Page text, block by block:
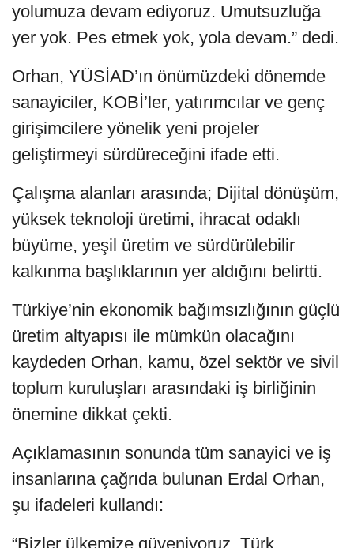
yolumuza devam ediyoruz. Umutsuzluğa
yer yok. Pes etmek yok, yola devam.” dedi.
Orhan, YÜSİAD’ın önümüzdeki dönemde
sanayiciler, KOBİ’ler, yatırımcılar ve genç
girişimcilere yönelik yeni projeler
geliştirmeyi sürdüreceğini ifade etti.
Çalışma alanları arasında; Dijital dönüşüm,
yüksek teknoloji üretimi, ihracat odaklı
büyüme, yeşil üretim ve sürdürülebilir
kalkınma başlıklarının yer aldığını belirtti.
Türkiye’nin ekonomik bağımsızlığının güçlü
üretim altyapısı ile mümkün olacağını
kaydeden Orhan, kamu, özel sektör ve sivil
toplum kuruluşları arasındaki iş birliğinin
önemine dikkat çekti.
Açıklamasının sonunda tüm sanayici ve iş
insanlarına çağrıda bulunan Erdal Orhan,
şu ifadeleri kullandı:
“Bizler ülkemize güveniyoruz. Türk